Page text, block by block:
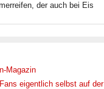
der auch bei Eis
Magazin
eigentlich selbst auf der